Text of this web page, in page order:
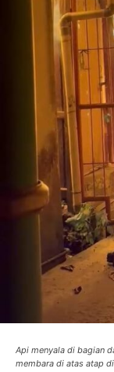
Api menyala di bagian
membara di atas atap